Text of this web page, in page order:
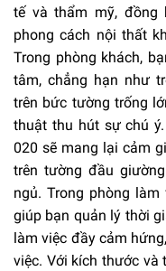
tế và thẩm mỹ, đồng
phong cách nội thất
Trong phòng khách,
tâm, chẳng hạn như
trên bức tường trống
thuật thu hút sự chú
020 sẽ mang lại cảm
trên tường đầu
ngủ. Trong phòng
giúp bạn quản lý thời
làm việc đầy cảm
việc. Với kích thước và